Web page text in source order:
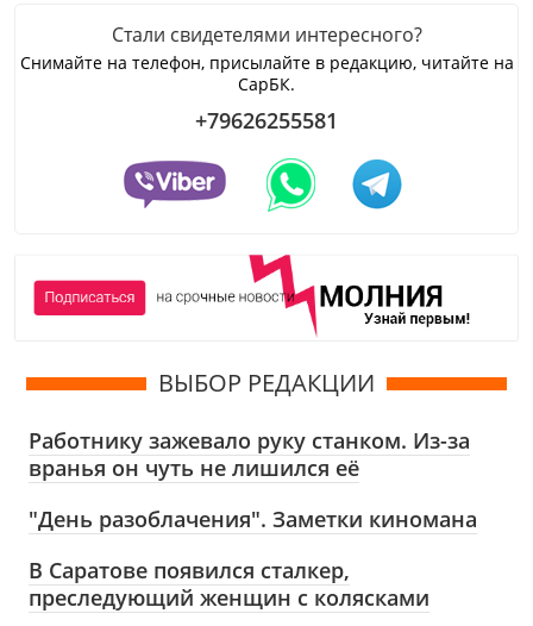
Стали свидетелями интересного?
Снимайте на телефон, присылайте в редакцию, читайте на
СарБК.
+79626255581
ВЫБОР РЕДАКЦИИ
Работнику зажевало руку станком. Из-за
вранья он чуть не лишился её
"День разоблачения". Заметки киномана
В Саратове появился сталкер,
преследующий женщин с колясками